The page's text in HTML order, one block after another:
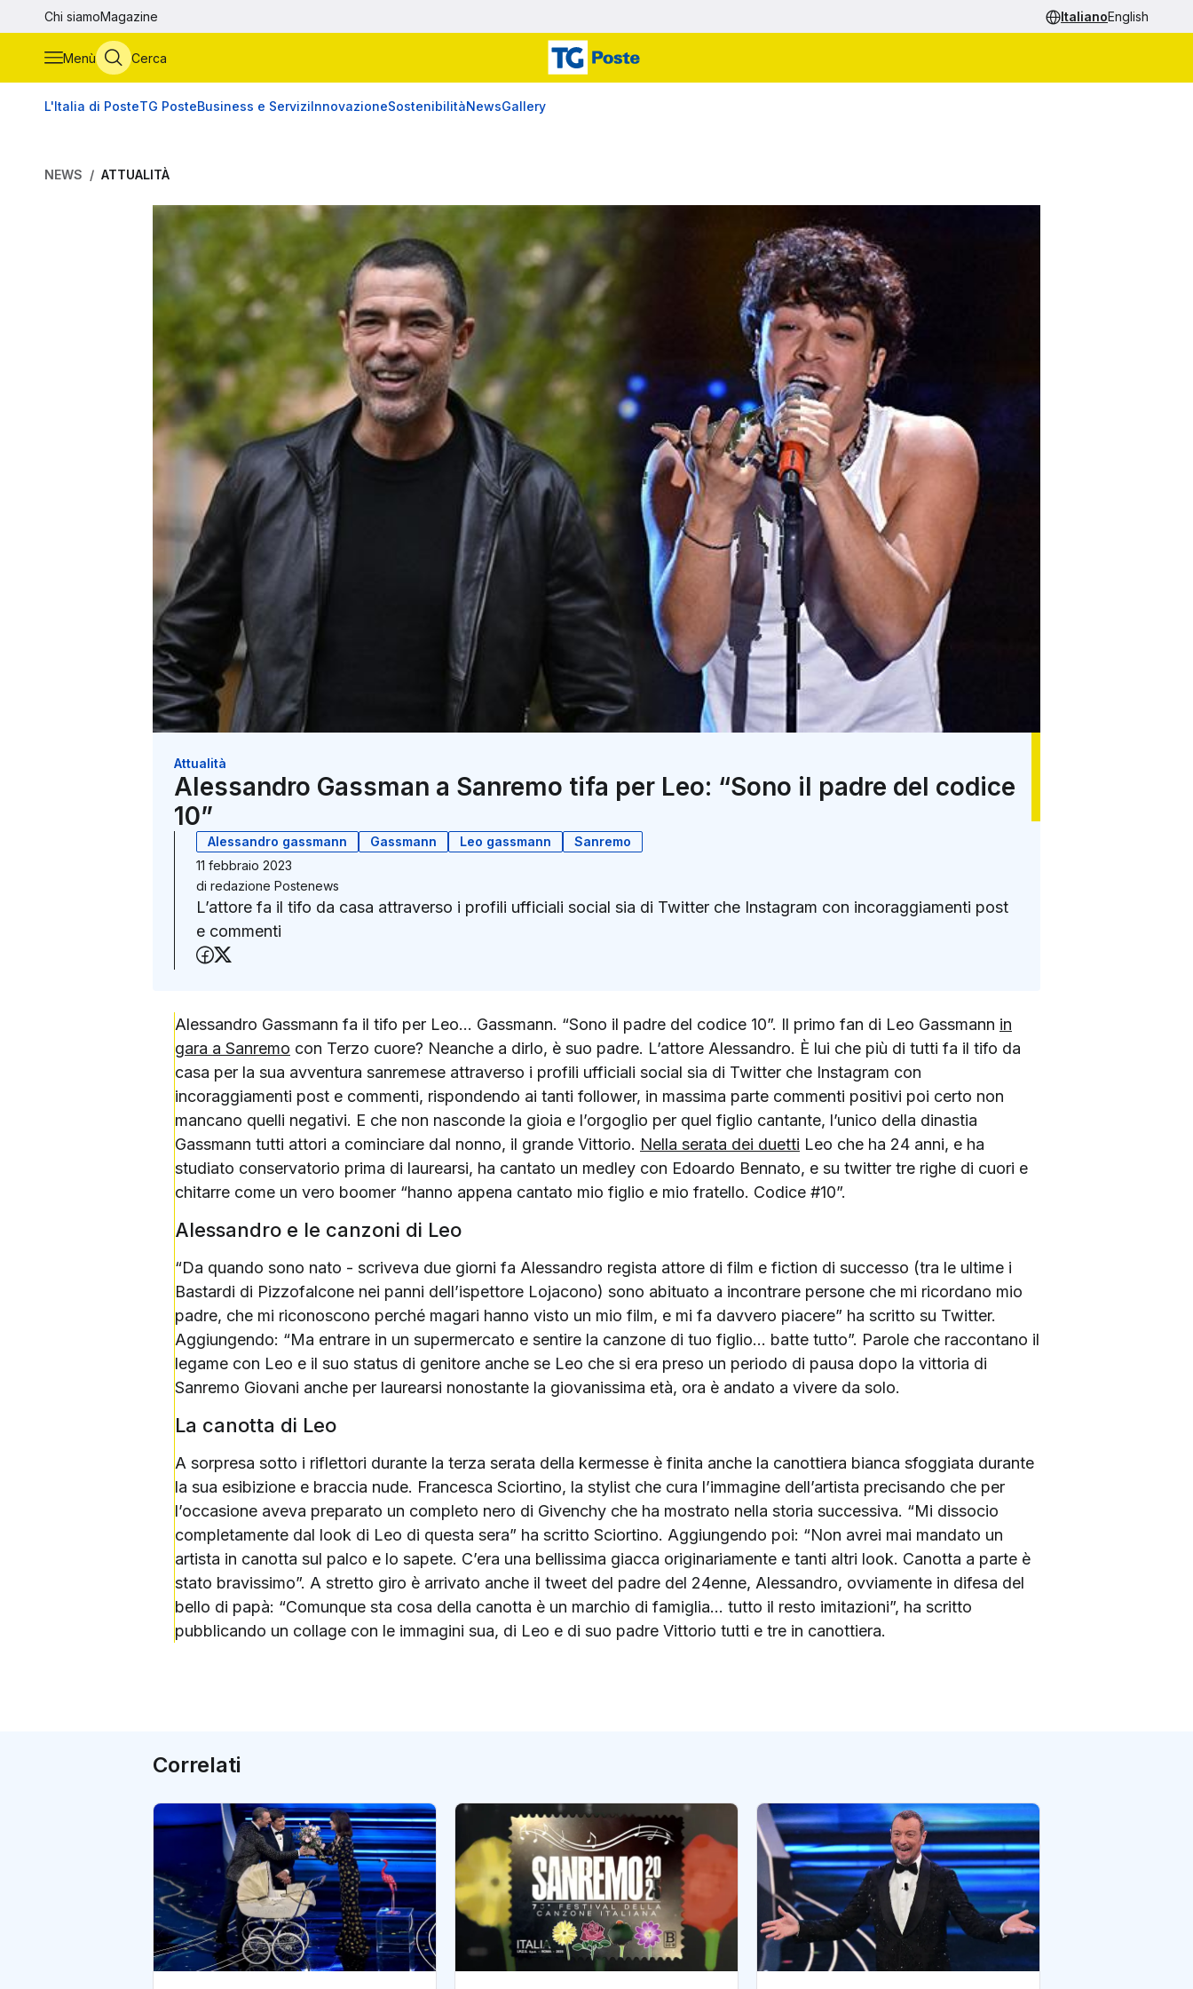
Vai al contenuto principale
Chi siamoMagazine ItalianoEnglish
Menù Cerca
L'Italia di PosteTG PosteBusiness e ServiziInnovazioneSostenibilitàNewsGallery
NEWS ATTUALITÀ
Attualità
Alessandro Gassman a Sanremo tifa per Leo: “Sono il padre del codice
10”
Alessandro gassmann Gassmann Leo gassmann
Sanremo
11 febbraio 2023
di redazione Postenews
L’attore fa il tifo da casa attraverso i profili ufficiali social sia di Twitter che Instagram con incoraggiamenti post
e commenti
Condividi su Facebook
Alessandro Gassmann fa il tifo per Leo... Gassmann. “Sono il padre del codice 10”. Il primo fan di Leo Gassmann in
gara a Sanremo con Terzo cuore? Neanche a dirlo, è suo padre. L’attore Alessandro. È lui che più di tutti fa il tifo da
casa per la sua avventura sanremese attraverso i profili ufficiali social sia di Twitter che Instagram con
incoraggiamenti post e commenti, rispondendo ai tanti follower, in massima parte commenti positivi poi certo non
mancano quelli negativi. E che non nasconde la gioia e l’orgoglio per quel figlio cantante, l’unico della dinastia
Gassmann tutti attori a cominciare dal nonno, il grande Vittorio. Nella serata dei duetti Leo che ha 24 anni, e ha
studiato conservatorio prima di laurearsi, ha cantato un medley con Edoardo Bennato, e su twitter tre righe di cuori e
chitarre come un vero boomer “hanno appena cantato mio figlio e mio fratello. Codice #10”.
Alessandro e le canzoni di Leo
“Da quando sono nato - scriveva due giorni fa Alessandro regista attore di film e fiction di successo (tra le ultime i
Bastardi di Pizzofalcone nei panni dell’ispettore Lojacono) sono abituato a incontrare persone che mi ricordano mio
padre, che mi riconoscono perché magari hanno visto un mio film, e mi fa davvero piacere” ha scritto su Twitter.
Aggiungendo: “Ma entrare in un supermercato e sentire la canzone di tuo figlio… batte tutto”. Parole che raccontano il
legame con Leo e il suo status di genitore anche se Leo che si era preso un periodo di pausa dopo la vittoria di
Sanremo Giovani anche per laurearsi nonostante la giovanissima età, ora è andato a vivere da solo.
La canotta di Leo
A sorpresa sotto i riflettori durante la terza serata della kermesse è finita anche la canottiera bianca sfoggiata durante
la sua esibizione e braccia nude. Francesca Sciortino, la stylist che cura l’immagine dell’artista precisando che per
l’occasione aveva preparato un completo nero di Givenchy che ha mostrato nella storia successiva. “Mi dissocio
completamente dal look di Leo di questa sera” ha scritto Sciortino. Aggiungendo poi: “Non avrei mai mandato un
artista in canotta sul palco e lo sapete. C’era una bellissima giacca originariamente e tanti altri look. Canotta a parte è
stato bravissimo”. A stretto giro è arrivato anche il tweet del padre del 24enne, Alessandro, ovviamente in difesa del
bello di papà: “Comunque sta cosa della canotta è un marchio di famiglia… tutto il resto imitazioni”, ha scritto
pubblicando un collage con le immagini sua, di Leo e di suo padre Vittorio tutti e tre in canottiera.
Correlati